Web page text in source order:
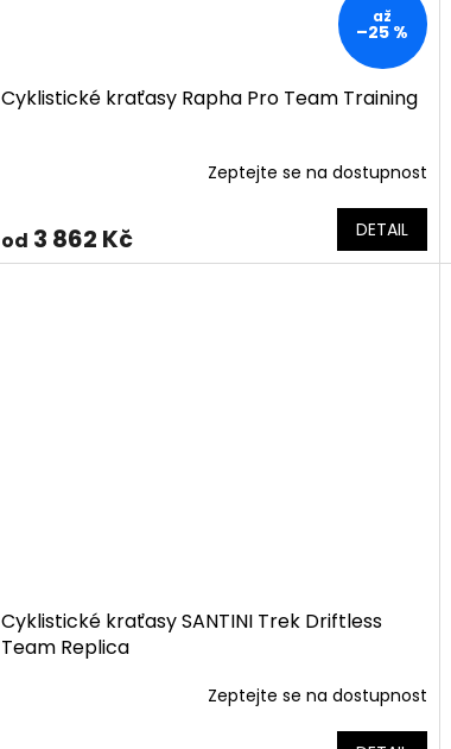
až
–25 %
Cyklistické kraťasy Rapha Pro Team Training
Zeptejte se na dostupnost
od 3 862 Kč DETAIL
Cyklistické kraťasy SANTINI Trek Driftless
Team Replica
Zeptejte se na dostupnost